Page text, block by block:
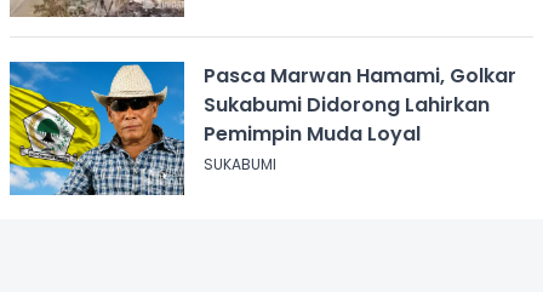
Pasca Marwan Hamami, Golkar
Sukabumi Didorong Lahirkan
Pemimpin Muda Loyal
SUKABUMI